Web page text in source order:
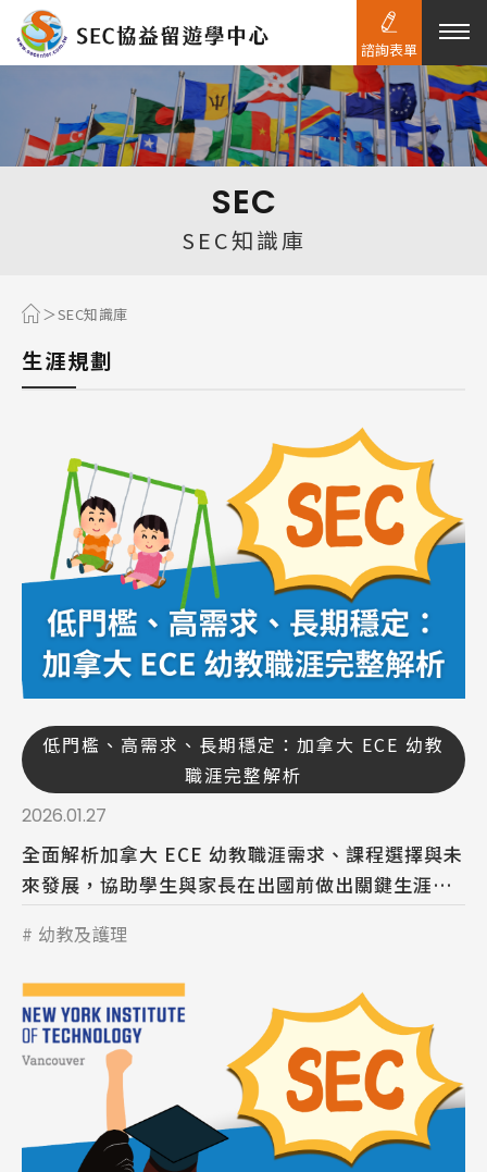
熱門搜尋：
SEC
SEC知識庫
SEC知識庫
生涯規劃
低門檻、高需求、長期穩定：加拿大 ECE 幼教
職涯完整解析
2026.01.27
全面解析加拿大 ECE 幼教職涯需求、課程選擇與未
來發展，協助學生與家長在出國前做出關鍵生涯決
幼教及護理
諮詢表單